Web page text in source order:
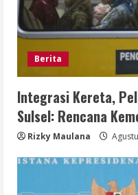
Berita
Integrasi Kereta,
Sulsel: Rencana
Rizky Maulana